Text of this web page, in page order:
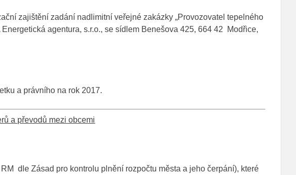
zajištění zadání nadlimitní veřejné zakázky „Provozovatel tepelného
agentura, s.r.o., se sídlem Benešova 425, 664 42 Modřice,
a právního na rok 2017.
a převodů mezi obcemi
dle Zásad pro kontrolu plnění rozpočtu města a jeho čerpání), které